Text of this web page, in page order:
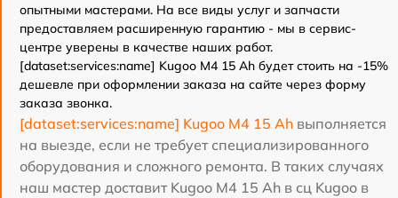
опытными мастерами. На все виды услуг и запчасти
предоставляем расширенную гарантию - мы в сервис-
центре уверены в качестве наших работ.
[dataset:services:name] Kugoo M4 15 Ah будет стоить на -15%
дешевле при оформлении заказа на сайте через форму
заказа звонка.
[dataset:services:name] Kugoo M4 15 Ah выполняется
на выезде, если не требует специализированного
оборудования и сложного ремонта. В таких случаях
наш мастер доставит Kugoo M4 15 Ah в сц Kugoo в